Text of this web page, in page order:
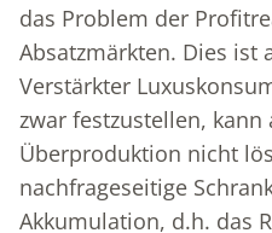
das Problem der
Absatzmärkten. Dies ist
Verstärkter
zwar festzustellen,
Überproduktion nicht
nachfrageseitige
Akkumulation, d.h. das